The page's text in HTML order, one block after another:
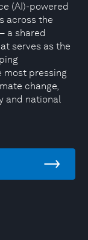
(AI)-powered
across the
a shared
serves as the
most pressing
change,
and national